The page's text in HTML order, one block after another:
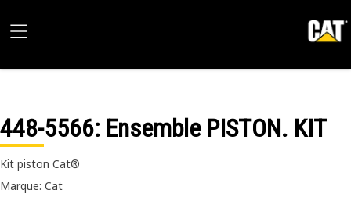
448-5566: Ensemble PISTON. KIT
Kit piston Cat®
Marque: Cat